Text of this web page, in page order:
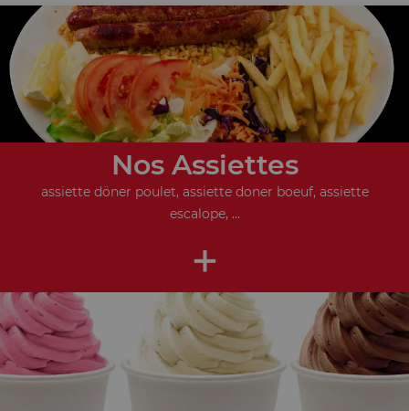
Nos Assiettes
assiette döner poulet, assiette doner boeuf, assiette
escalope, ...
+